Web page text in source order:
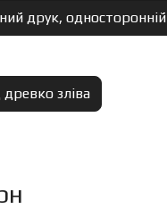
друк, односторонній
зліва